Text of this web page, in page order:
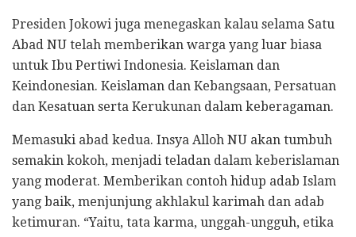
Presiden Jokowi juga menegaskan kalau selama Satu
Abad NU telah memberikan warga yang luar biasa
untuk Ibu Pertiwi Indonesia. Keislaman dan
Keindonesian. Keislaman dan Kebangsaan, Persatuan
dan Kesatuan serta Kerukunan dalam keberagaman.
Memasuki abad kedua. Insya Alloh NU akan tumbuh
semakin kokoh, menjadi teladan dalam keberislaman
yang moderat. Memberikan contoh hidup adab Islam
yang baik, menjunjung akhlakul karimah dan adab
ketimuran. “Yaitu, tata karma, unggah-ungguh, etika